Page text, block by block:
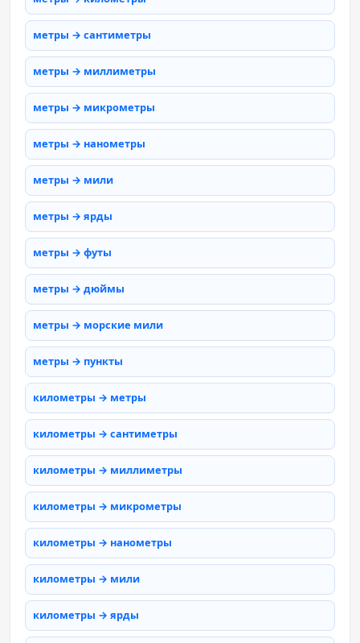
метры → сантиметры
метры → миллиметры
метры → микрометры
метры → нанометры
метры → мили
метры → ярды
метры → футы
метры → дюймы
метры → морские мили
метры → пункты
километры → метры
километры → сантиметры
километры → миллиметры
километры → микрометры
километры → нанометры
километры → мили
километры → ярды